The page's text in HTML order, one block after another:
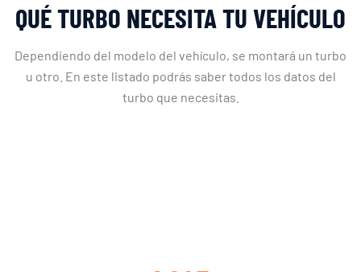
QUÉ TURBO NECESITA TU VEHÍCULO
Dependiendo del modelo del vehículo, se montará un turbo
u otro. En este listado podrás saber todos los datos del
turbo que necesitas.